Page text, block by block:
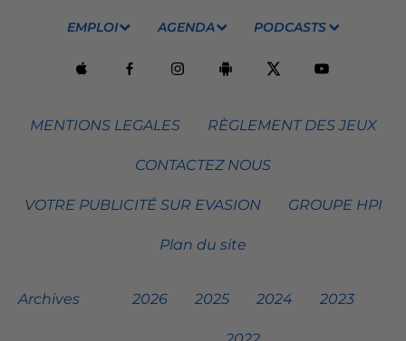
EMPLOI AGENDA PODCASTS
MENTIONS LEGALES RÈGLEMENT DES JEUX
CONTACTEZ NOUS
VOTRE PUBLICITÉ SUR EVASION GROUPE HPI
Plan du site
Archives 2026 2025 2024 2023